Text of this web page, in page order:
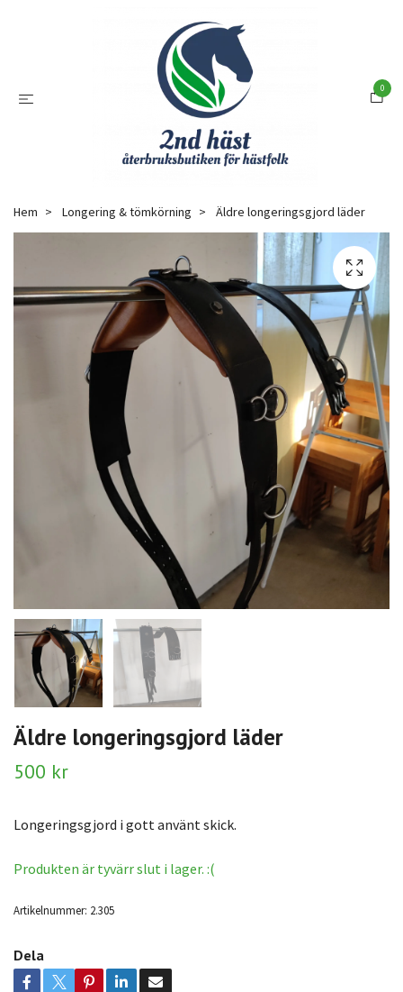
0
Hem Longering & tömkörning Äldre longeringsgjord läder
Äldre longeringsgjord läder
500 kr
Longeringsgjord i gott använt skick.
Produkten är tyvärr slut i lager. :(
Artikelnummer: 2.305
Dela